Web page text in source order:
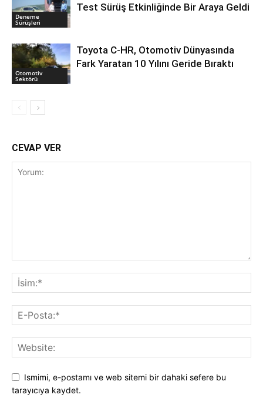
Deneme
Sürüşleri
Test Sürüş Etkinliğinde Bir Araya Geldi
Otomotiv
Sektörü
Toyota C-HR, Otomotiv Dünyasında
Fark Yaratan 10 Yılını Geride Bıraktı
CEVAP VER
Ismimi, e-postamı ve web sitemi bir dahaki sefere bu
tarayıcıya kaydet.